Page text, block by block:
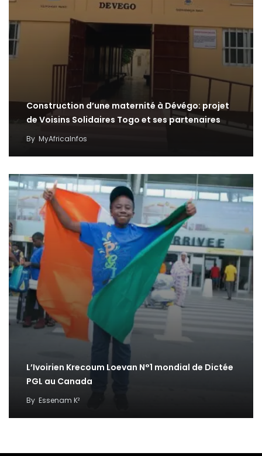
Construction d’une maternité à Dévégo: projet
de Voisins Solidaires Togo et ses partenaires
By MyAfricaInfos
L’Ivoirien Krecoum Loevan N°1 mondial de Dictée
PGL au Canada
By Essenam K²